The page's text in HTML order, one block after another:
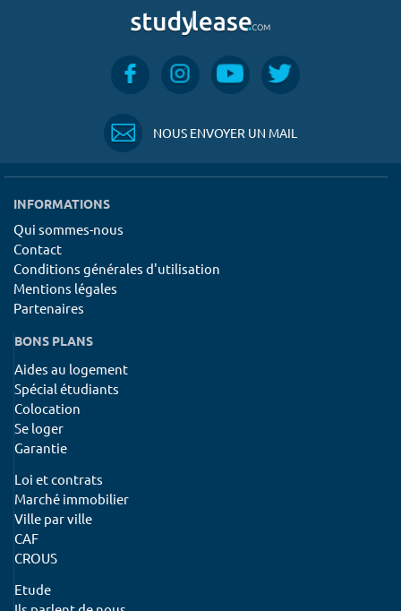
NOUS ENVOYER UN MAIL
INFORMATIONS
Qui sommes-nous
Contact
Conditions générales d'utilisation
Mentions légales
Partenaires
BONS PLANS
Aides au logement
Spécial étudiants
Colocation
Se loger
Garantie
Loi et contrats
Marché immobilier
Ville par ville
CAF
CROUS
Etude